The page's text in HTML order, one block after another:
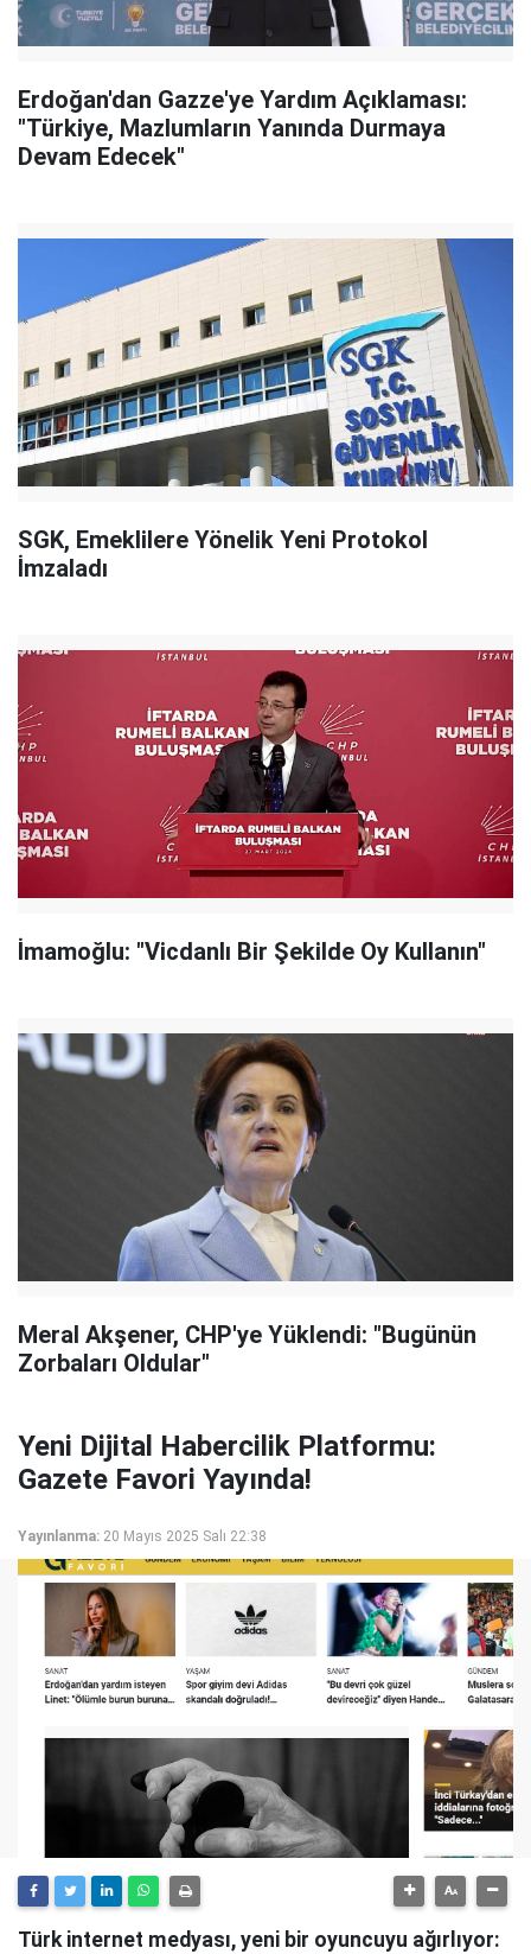
Erdoğan'dan Gazze'ye Yardım Açıklaması:
"Türkiye, Mazlumların Yanında Durmaya
Devam Edecek"
SGK, Emeklilere Yönelik Yeni Protokol
İmzaladı
İmamoğlu: "Vicdanlı Bir Şekilde Oy Kullanın"
Meral Akşener, CHP'ye Yüklendi: "Bugünün
Zorbaları Oldular"
Yeni Dijital Habercilik Platformu:
Gazete Favori Yayında!
Yayınlanma: 20 Mayıs 2025 Salı 22:38
Türk internet medyası, yeni bir oyuncuyu ağırlıyor: